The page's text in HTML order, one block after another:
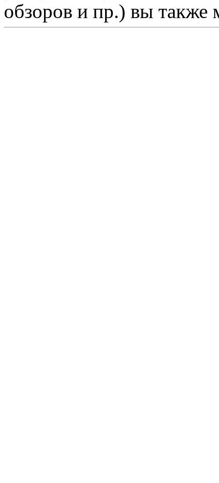
обзоров и пр.) вы также